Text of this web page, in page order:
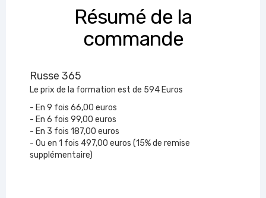
Résumé de la
commande
Russe 365
Le prix de la formation est de 594 Euros
- En 9 fois 66,00 euros
- En 6 fois 99,00 euros
- En 3 fois 187,00 euros
- Ou en 1 fois 497,00 euros (15% de remise
supplémentaire)